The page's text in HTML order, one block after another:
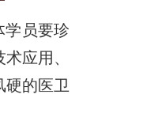
学员要珍
应用、
的医卫